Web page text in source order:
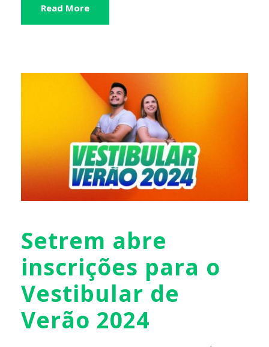
Read More
Setrem abre
inscrições para o
Vestibular de
Verão 2024